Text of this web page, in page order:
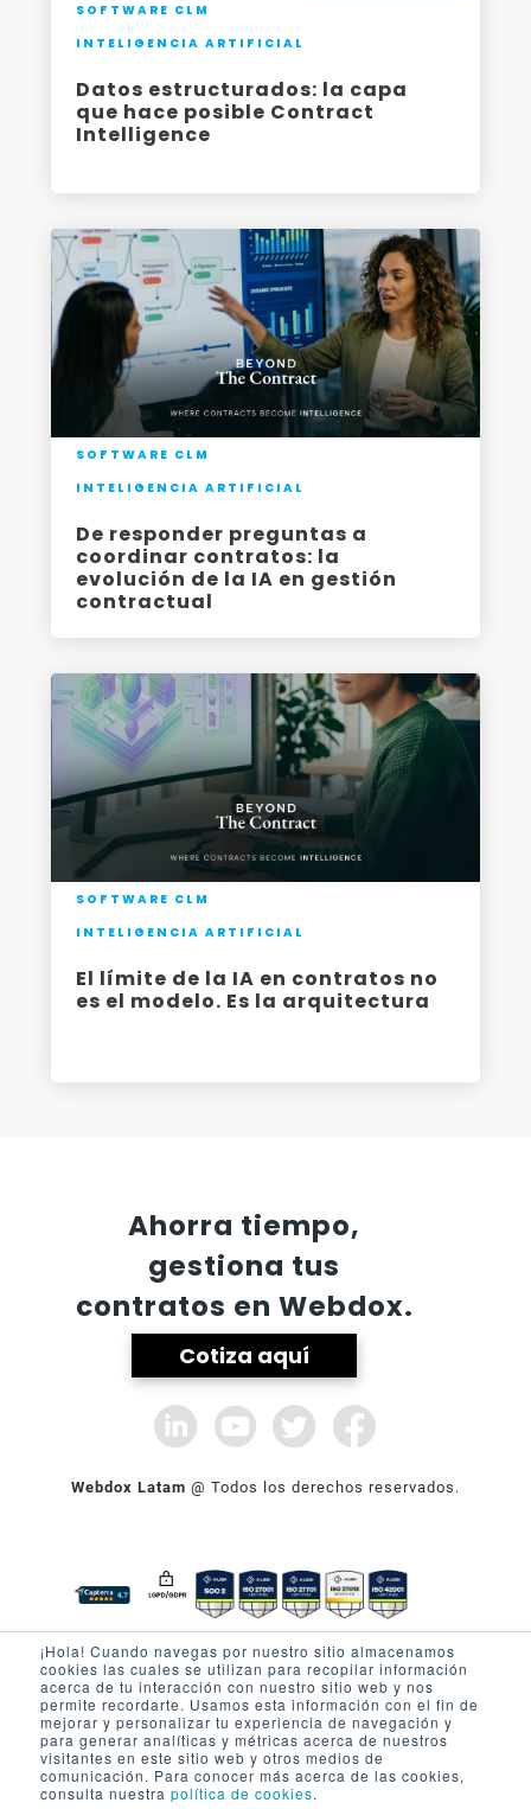
¡Hola! Cuando navegas por nuestro sitio almacenamos
cookies las cuales se utilizan para recopilar información
acerca de tu interacción con nuestro sitio web y nos
permite recordarte. Usamos esta información con el fin de
mejorar y personalizar tu experiencia de navegación y
para generar analíticas y métricas acerca de nuestros
visitantes en este sitio web y otros medios de
comunicación. Para conocer más acerca de las cookies,
consulta nuestra política de cookies.
SOFTWARE CLM
INTELIGENCIA ARTIFICIAL
Datos estructurados: la capa
que hace posible Contract
Intelligence
SOFTWARE CLM
INTELIGENCIA ARTIFICIAL
De responder preguntas a
coordinar contratos: la
evolución de la IA en gestión
contractual
SOFTWARE CLM
INTELIGENCIA ARTIFICIAL
El límite de la IA en contratos no
es el modelo. Es la arquitectura
Ahorra tiempo,
gestiona tus
contratos en Webdox.
Cotiza aquí
Webdox Latam @ Todos los derechos reservados.
SOBRE WEBDOX
Quienes Somos
Nuestros Partners
Prensa
PRODUCTO
Firma electrónica
Seguridad
Privacidad Portal